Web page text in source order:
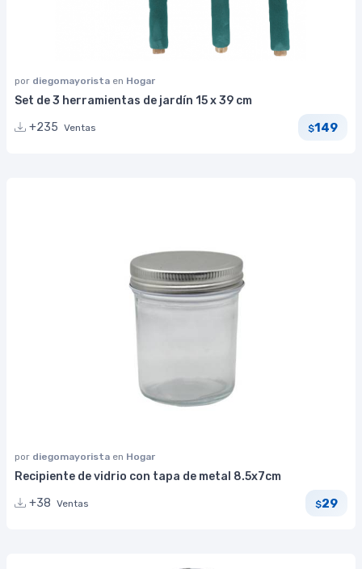
por diegomayorista en Hogar
Set de 3 herramientas de jardín 15 x 39 cm
+235 Ventas $149
por diegomayorista en Hogar
Recipiente de vidrio con tapa de metal 8.5x7cm
+38 Ventas $29